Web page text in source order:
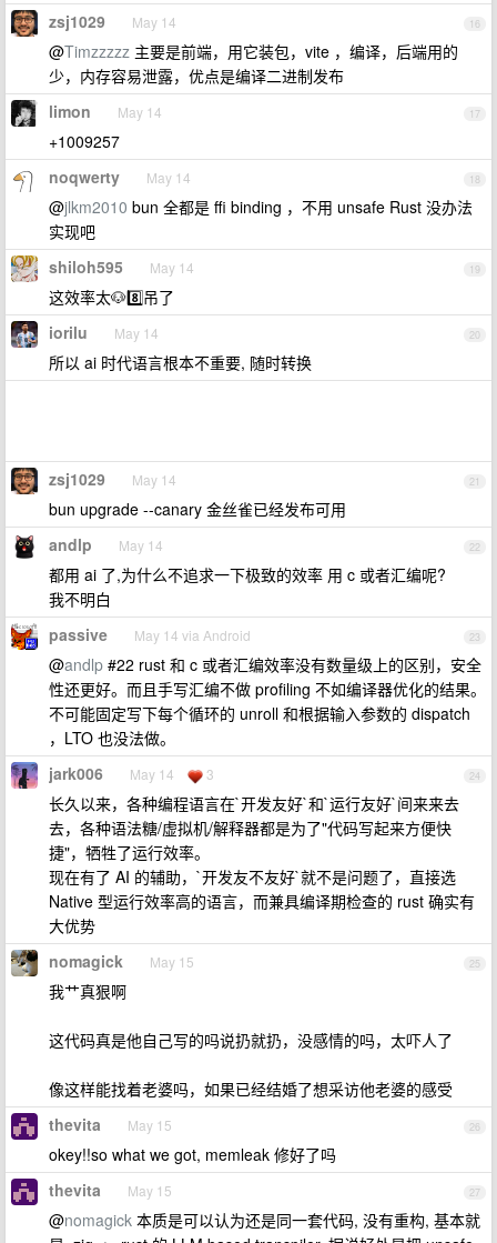
16
zsj1029 May 14
@Timzzzzz 主要是前端，用它装包，vite ，编译，后端用的
少，内存容易泄露，优点是编译二进制发布
17
limon May 14
+1009257
18
noqwerty May 14
@jlkm2010 bun 全都是 ffi binding ，不用 unsafe Rust 没办法
实现吧
19
shiloh595 May 14
这效率太🐶8️⃣吊了
20
iorilu May 14
所以 ai 时代语言根本不重要, 随时转换
21
zsj1029 May 14
bun upgrade --canary 金丝雀已经发布可用
22
andlp May 14
都用 ai 了,为什么不追求一下极致的效率 用 c 或者汇编呢?
我不明白
23
passive May 14 via Android
@andlp #22 rust 和 c 或者汇编效率没有数量级上的区别，安全
性还更好。而且手写汇编不做 profiling 不如编译器优化的结果。
不可能固定写下每个循环的 unroll 和根据输入参数的 dispatch
，LTO 也没法做。
24
jark006 May 14 3
长久以来，各种编程语言在`开发友好`和`运行友好`间来来去
去，各种语法糖/虚拟机/解释器都是为了"代码写起来方便快
捷"，牺牲了运行效率。
现在有了 AI 的辅助，`开发友不友好`就不是问题了，直接选
Native 型运行效率高的语言，而兼具编译期检查的 rust 确实有
大优势
25
nomagick May 15
我艹真狠啊
这代码真是他自己写的吗说扔就扔，没感情的吗，太吓人了
像这样能找着老婆吗，如果已经结婚了想采访他老婆的感受
26
thevita May 15
okey!!so what we got, memleak 修好了吗
27
thevita May 15
@nomagick 本质是可以认为还是同一套代码, 没有重构, 基本就